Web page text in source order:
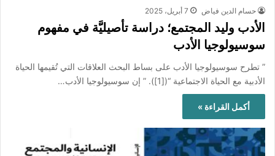
حسام الدين فياض 7 أبريل، 2025
الأدب وليد المجتمع؛ دراسة تأصيليَّة في مفهوم
سوسيولوجيا الأدب
” تطرح سوسيولوجيا الأدب على بساط البحث العلاقات التي تُقيمها الحياة
الأدبية مع الحياة الاجتماعية “([1]). ” إن سوسيولوجيا الأدب…
أكمل القراءة »